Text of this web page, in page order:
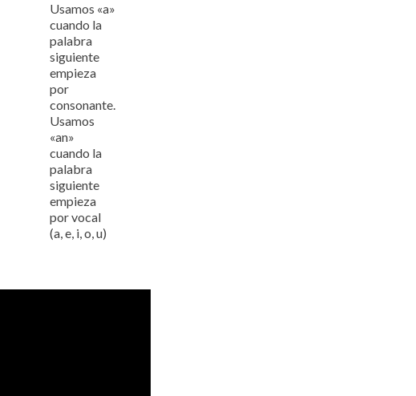
Usamos «a»
cuando la
palabra
siguiente
empieza
por
consonante.
Usamos
«an»
cuando la
palabra
siguiente
empieza
por vocal
(a, e, i, o, u)